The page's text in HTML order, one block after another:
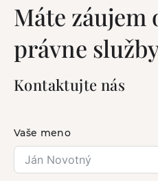
Máte záujem
právne
Kontaktujte nás
Vaše meno